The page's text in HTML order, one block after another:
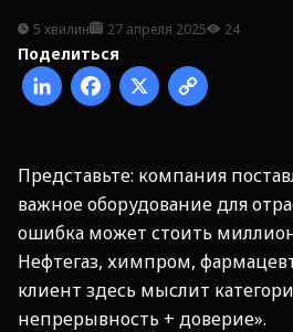
5 хвилин 27 апреля 2025 24
Поделиться
Представьте: компания
важное оборудование для
ошибка может стоить
Нефтегаз, химпром,
клиент здесь мыслит
непрерывность + доверие».